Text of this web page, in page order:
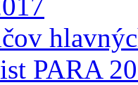
PARA